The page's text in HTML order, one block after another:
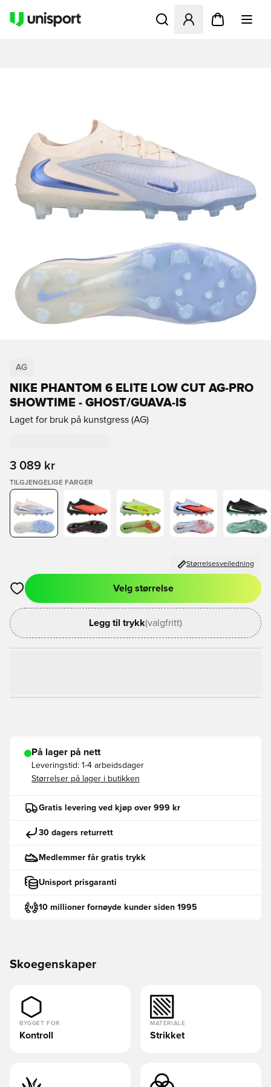
Åpner en Modal for å
AG
NIKE PHANTOM 6 ELITE LOW CUT AG-PRO
SHOWTIME - GHOST/GUAVA-IS
Laget for bruk på kunstgress (AG)
3 089 kr
TILGJENGELIGE FARGER
Størrelsesveiledning
Åpner en Modal for å logge inn eller registrere deg som
Velg størrelse
Legg til trykk(valgfritt)
På lager på nett
Leveringstid: 1-4 arbeidsdager
Størrelser på lager i butikken
Gratis levering ved kjøp over 999 kr
30 dagers returrett
Medlemmer får gratis trykk
Unisport prisgaranti
10 millioner fornøyde kunder siden 1995
Skoegenskaper
BYGGET FOR
Kontroll
MATERIALE
Strikket